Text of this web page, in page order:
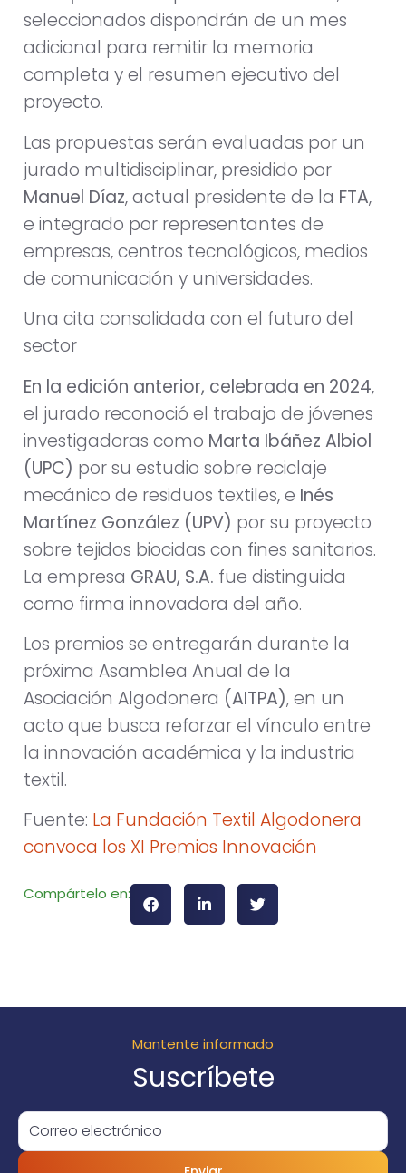
seleccionados dispondrán de un mes
adicional para remitir la memoria
completa y el resumen ejecutivo del
proyecto.
Las propuestas serán evaluadas por un
jurado multidisciplinar, presidido por
Manuel Díaz, actual presidente de la FTA,
e integrado por representantes de
empresas, centros tecnológicos, medios
de comunicación y universidades.
Una cita consolidada con el futuro del
sector
En la edición anterior, celebrada en 2024,
el jurado reconoció el trabajo de jóvenes
investigadoras como Marta Ibáñez Albiol
(UPC) por su estudio sobre reciclaje
mecánico de residuos textiles, e Inés
Martínez González (UPV) por su proyecto
sobre tejidos biocidas con fines sanitarios.
La empresa GRAU, S.A. fue distinguida
como firma innovadora del año.
Los premios se entregarán durante la
próxima Asamblea Anual de la
Asociación Algodonera (AITPA), en un
acto que busca reforzar el vínculo entre
la innovación académica y la industria
textil.
Fuente: La Fundación Textil Algodonera
convoca los XI Premios Innovación
Compártelo en:
Mantente informado
Suscríbete